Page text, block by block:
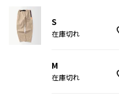
S
在庫切れ
M
在庫切れ